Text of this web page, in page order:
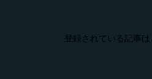
登録されている記事は